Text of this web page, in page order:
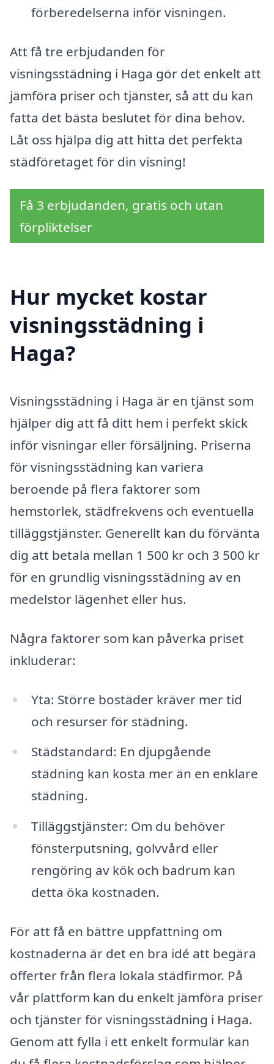
förberedelserna inför visningen.
Att få tre erbjudanden för
visningsstädning i Haga gör det enkelt att
jämföra priser och tjänster, så att du kan
fatta det bästa beslutet för dina behov.
Låt oss hjälpa dig att hitta det perfekta
städföretaget för din visning!
Få 3 erbjudanden, gratis och utan
förpliktelser
Hur mycket kostar
visningsstädning i
Haga?
Visningsstädning i Haga är en tjänst som
hjälper dig att få ditt hem i perfekt skick
inför visningar eller försäljning. Priserna
för visningsstädning kan variera
beroende på flera faktorer som
hemstorlek, städfrekvens och eventuella
tilläggstjänster. Generellt kan du förvänta
dig att betala mellan 1 500 kr och 3 500 kr
för en grundlig visningsstädning av en
medelstor lägenhet eller hus.
Några faktorer som kan påverka priset
inkluderar:
Yta: Större bostäder kräver mer tid
och resurser för städning.
Städstandard: En djupgående
städning kan kosta mer än en enklare
städning.
Tilläggstjänster: Om du behöver
fönsterputsning, golvvård eller
rengöring av kök och badrum kan
detta öka kostnaden.
För att få en bättre uppfattning om
kostnaderna är det en bra idé att begära
offerter från flera lokala städfirmor. På
vår plattform kan du enkelt jämföra priser
och tjänster för visningsstädning i Haga.
Genom att fylla i ett enkelt formulär kan